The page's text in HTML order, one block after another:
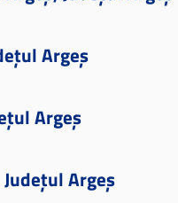
Argeș
Argeș
Argeș